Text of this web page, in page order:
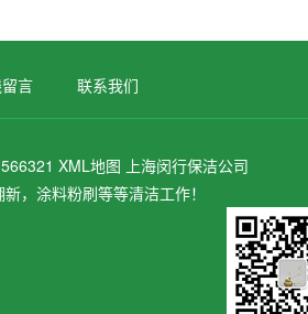
言 联系我们
XML地图 上海闵行保洁公司
，涂料粉刷等等清洁工作！